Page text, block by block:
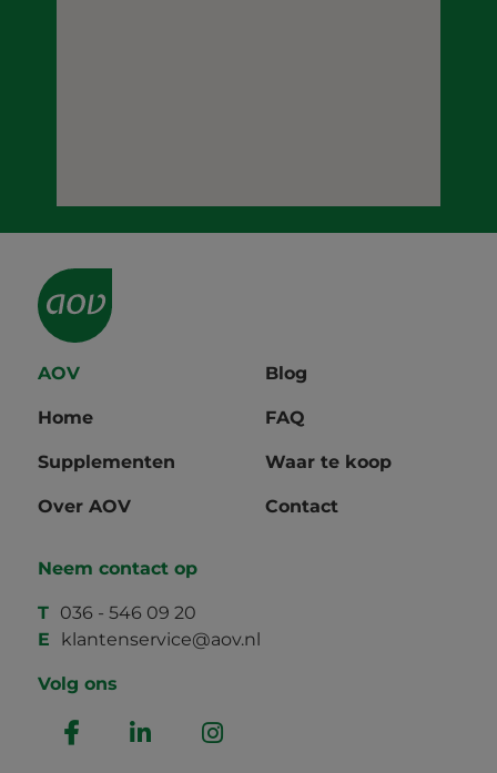
AOV
Home
Supplementen
Over AOV
Blog
FAQ
Waar te koop
Contact
Neem contact op
T 036 - 546 09 20
E
klantenservice@aov.nl
Volg ons